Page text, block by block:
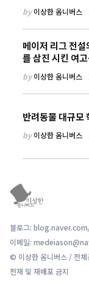
by이상한 옴니버스
메이저 리그 전
를 삼진 시킨 여
by이상한 옴니버스
반려동물 대규모
by이상한 옴니버스
블로그:
이메일:
© 이상한 옴니버스 / 전체
전재 및 재배포 금지